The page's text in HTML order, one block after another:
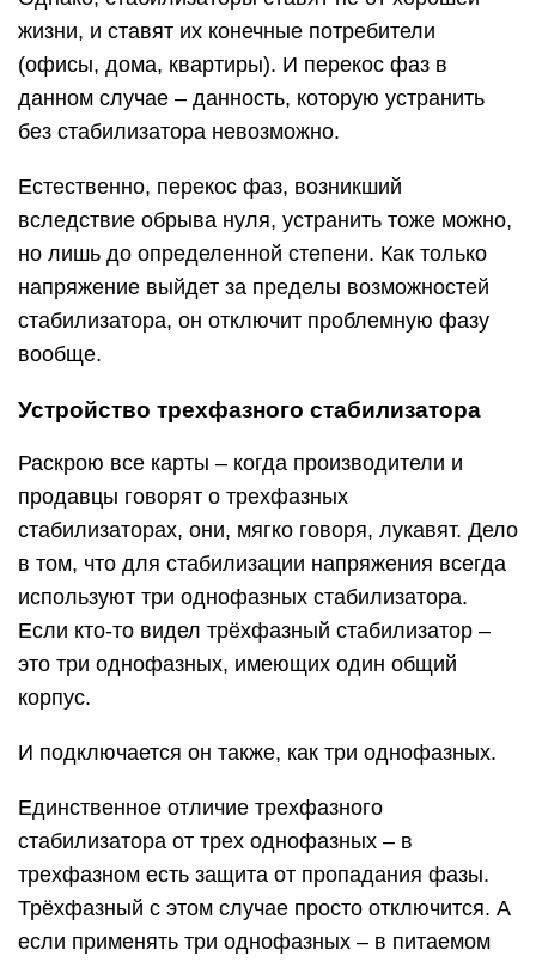
жизни, и ставят их конечные потребители
(офисы, дома, квартиры). И перекос фаз в
данном случае – данность, которую устранить
без стабилизатора невозможно.
Естественно, перекос фаз, возникший
вследствие обрыва нуля, устранить тоже можно,
но лишь до определенной степени. Как только
напряжение выйдет за пределы возможностей
стабилизатора, он отключит проблемную фазу
вообще.
Устройство трехфазного стабилизатора
Раскрою все карты – когда производители и
продавцы говорят о трехфазных
стабилизаторах, они, мягко говоря, лукавят. Дело
в том, что для стабилизации напряжения всегда
используют три однофазных стабилизатора.
Если кто-то видел трёхфазный стабилизатор –
это три однофазных, имеющих один общий
корпус.
И подключается он также, как три однофазных.
Единственное отличие трехфазного
стабилизатора от трех однофазных – в
трехфазном есть защита от пропадания фазы.
Трёхфазный с этом случае просто отключится. А
если применять три однофазных – в питаемом